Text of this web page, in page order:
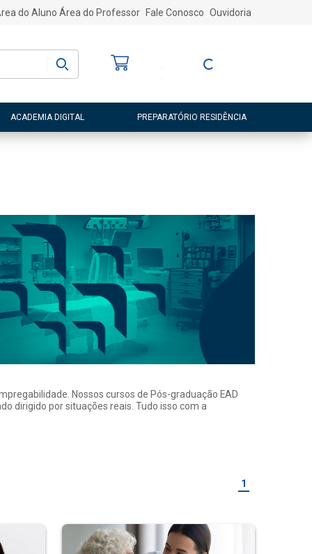
do Aluno Área do Professor Fale Conosco Ouvidoria
Entre ou Cadastre-
ACADEMIA DIGITAL PREPARATÓRIO RESIDÊNCIA
Nossos cursos de Pós-graduação EAD
dirigido por situações reais. Tudo isso com a
1